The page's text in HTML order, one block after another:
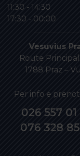
11:30 - 14:30
17:30 - 00:00
Vesuvius
Route
1788 Praz –
Per info e
026 557
076 328